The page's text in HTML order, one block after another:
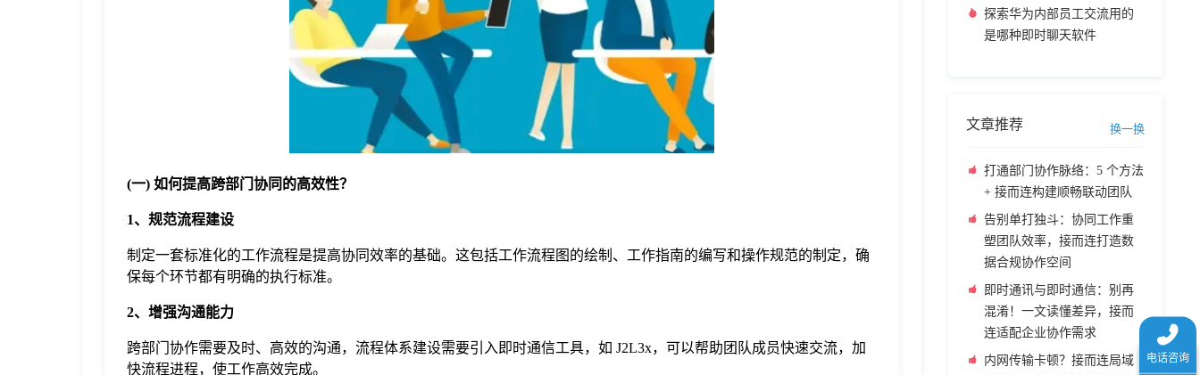
(一) 如何提高跨部门协同的高效性？
1、规范流程建设
制定一套标准化的工作流程是提高协同效率的基础。这包括工作流程图的绘制、工作指南的编写和操作规范的制定，确
保每个环节都有明确的执行标准。
2、增强沟通能力
跨部门协作需要及时、高效的沟通，流程体系建设需要引入即时通信工具，如 J2L3x，可以帮助团队成员快速交流，加
快流程进程，使工作高效完成。
探索华为内部员工交流用的
是哪种即时聊天软件
文章推荐 换一换
打通部门协作脉络：5 个方法
+ 接而连构建顺畅联动团队
告别单打独斗：协同工作重
塑团队效率，接而连打造数
据合规协作空间
即时通讯与即时通信：别再
混淆！一文读懂差异，接而
连适配企业协作需求
内网传输卡顿？接而连局域